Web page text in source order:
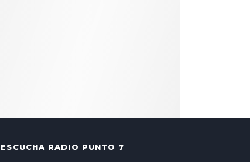
ESCUCHA RADIO PUNTO 7